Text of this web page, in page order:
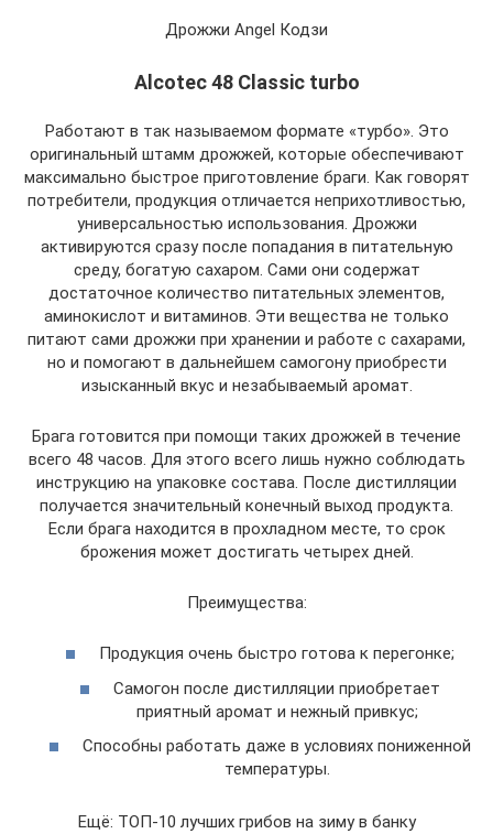
Дрожжи Angel Кодзи
Alcotec 48 Classic turbo
Работают в так называемом формате «турбо». Это
оригинальный штамм дрожжей, которые обеспечивают
максимально быстрое приготовление браги. Как говорят
потребители, продукция отличается неприхотливостью,
универсальностью использования. Дрожжи
активируются сразу после попадания в питательную
среду, богатую сахаром. Сами они содержат
достаточное количество питательных элементов,
аминокислот и витаминов. Эти вещества не только
питают сами дрожжи при хранении и работе с сахарами,
но и помогают в дальнейшем самогону приобрести
изысканный вкус и незабываемый аромат.
Брага готовится при помощи таких дрожжей в течение
всего 48 часов. Для этого всего лишь нужно соблюдать
инструкцию на упаковке состава. После дистилляции
получается значительный конечный выход продукта.
Если брага находится в прохладном месте, то срок
брожения может достигать четырех дней.
Преимущества:
Продукция очень быстро готова к перегонке;
Самогон после дистилляции приобретает
приятный аромат и нежный привкус;
Способны работать даже в условиях пониженной
температуры.
Ещё: ТОП-10 лучших грибов на зиму в банку